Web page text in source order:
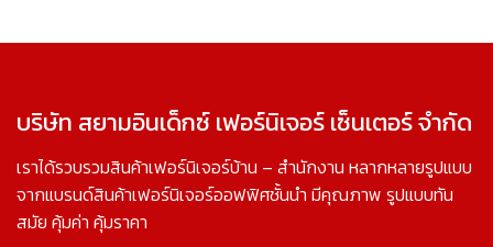
บริษัท สยามอินเด็กซ์ เฟอร์นิเจอร์ เซ็นเตอร์ จำกัด
เราได้รวบรวมสินค้าเฟอร์นิเจอร์บ้าน – สำนักงาน หลากหลายรูปแบบ
จากแบรนด์สินค้าเฟอร์นิเจอร์ออฟฟิศชั้นนำ มีคุณภาพ รูปแบบทัน
สมัย คุ้มค่า คุ้มราคา